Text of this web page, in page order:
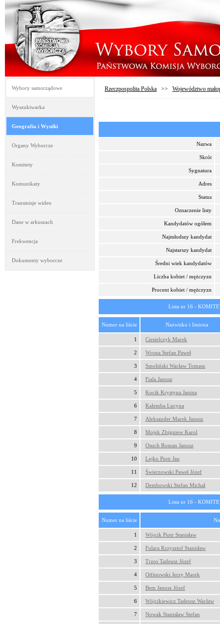
Wybory samorządowe
Wyszukiwarka
Geografia i Wyniki
Organy Wyborcze
Komitety
Komunikaty
Transmisje wideo
Dane w arkuszach
Frekwencja
Dokumenty wyborcze
Rzeczpospolita Polska >> Województwo
Nazwa
Skrót
Sygnatura
Adres
Status
Oznaczenie listy
Kandydatów ogółem
Najmłodszy kandydat
Najstarszy kandydat
Średni wiek kandydatów
Liczba kobiet / mężczyzn
Procent kobiet / mężczyzn
Lista nr 16 -
Numer na liście Nazwisko i Imiona
1 Ciesielczyk Marek
2 Wrona Stefan Paweł
3 Smoliński Wacław Tomasz
4 Fiala Janusz
5 Kocik Krystyna Janina
6 Kalemba Lucyna
7 Aleksander Marek Janusz
8 Mojek Zbigniew Karol
9 Osuch Roman Janusz
10 Lejko Piotr Jan
11 Świerzowski Paweł Józef
12 Dembowski Stefan Michał
Lista nr 16 -
Numer na liście
1 Wójcik Piotr Stanisław
2 Fulara Krzysztof Stanisław
3 Trzos Tadeusz Józef
4 Otfinowski Jerzy Marek
5 Bem Janusz Józef
6 Wójcikiewicz Tadeusz Wacław
7 Nowak Stanisław Stefan